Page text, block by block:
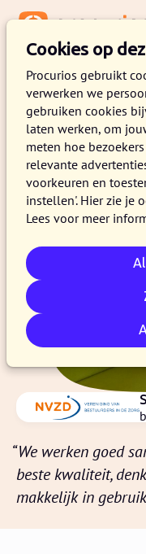
Cookies op
Procurios gebruikt
verwerken we
gebruiken cookies
laten werken, om
meten hoe
relevante
voorkeuren en
instellen'. Hier zie je
Lees voor meer
We werken goed
beste kwaliteit,
makkelijk in